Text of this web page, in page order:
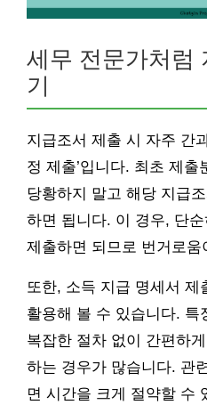
세무 전문가처럼
기
지급조서 제출 시 자주 간
정 제출’입니다. 최초 제
당황하지 말고 해당 지급
하면 됩니다. 이 경우, 단
제출하면 되므로 번거로
또한, 소득 지급 명세서 제
활용해 볼 수 있습니다. 특
복잡한 절차 없이 간편하
하는 경우가 많습니다. 관
면 시간을 크게 절약할 수